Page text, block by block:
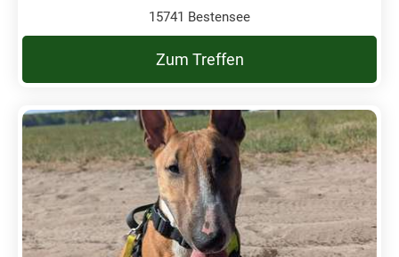
15741 Bestensee
Zum Treffen